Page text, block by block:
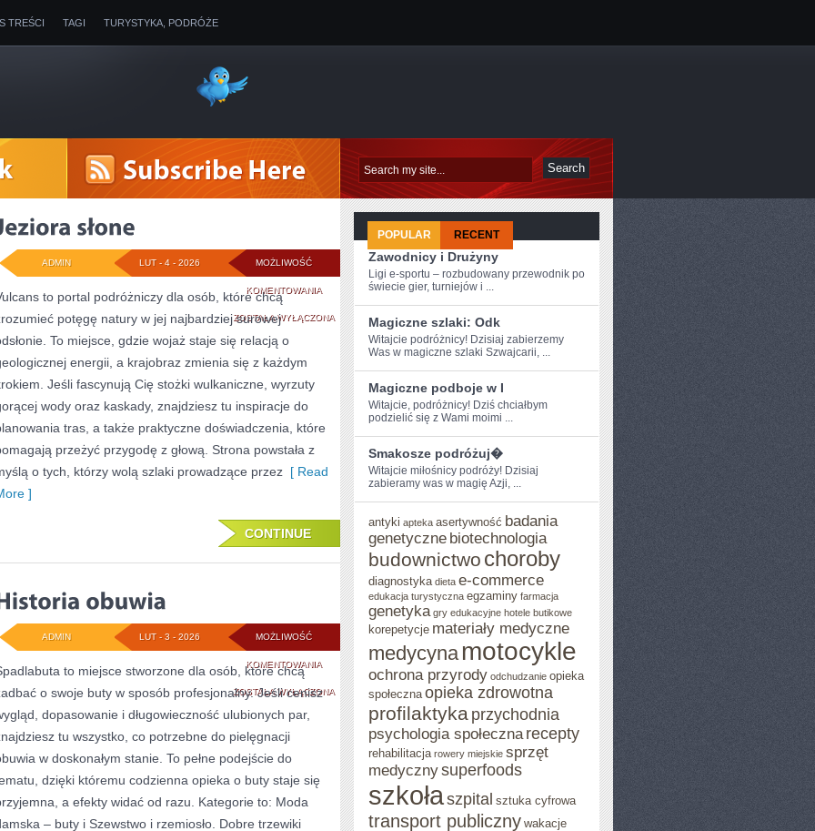
TREŚCI TAGI TURYSTYKA, PODRÓŻE
MOŻLIWOŚĆ
KOMENTOWANIAJEZIORA
SŁONE
ZOSTAŁA WYŁĄCZONA
LUT - 4 - 2026
ADMIN
to portal podróżniczy dla osób, które chcą
potęgę natury w jej najbardziej surowej
To miejsce, gdzie wojaż staje się relacją o
energii, a krajobraz zmienia się z każdym
Jeśli fascynują Cię stożki wulkaniczne, wyrzuty
wody oraz kaskady, znajdziesz tu inspiracje do
tras, a także praktyczne doświadczenia, które
przeżyć przygodę z głową. Strona powstała z
o tych, którzy wolą szlaki prowadzące przez [ Read
]
CONTINUE
MOŻLIWOŚĆ
KOMENTOWANIAHISTORIA
OBUWIA
ZOSTAŁA WYŁĄCZONA
LUT - 3 - 2026
ADMIN
to miejsce stworzone dla osób, które chcą
o swoje buty w sposób profesjonalny. Jeśli cenisz
dopasowanie i długowieczność ulubionych par,
tu wszystko, co potrzebne do pielęgnacji
w doskonałym stanie. To pełne podejście do
dzięki któremu codzienna opieka o buty staje się
a efekty widać od razu. Kategorie to: Moda
– buty i Szewstwo i rzemiosło. Dobre trzewiki
POPULAR RECENT
Zawodnicy i Drużyny
Ligi e-sportu – rozbudowany przewodnik po
świecie gier, turniejów i ...
Magiczne szlaki: Odk
Witajcie podróżnicy! Dzisiaj ​zabierzemy
Was w magiczne szlaki Szwajcarii, ...
Magiczne podboje w I
Witajcie, podróżnicy! Dziś chciałbym
podzielić​ się z Wami moimi⁣ ...
Smakosze podróżuj�
Witajcie miłośnicy podróży! Dzisiaj
zabieramy was w magię Azji,‍ ...
antyki apteka asertywność badania
genetyczne biotechnologia
budownictwo choroby
diagnostyka dieta e-commerce
edukacja turystyczna egzaminy farmacja
genetyka gry edukacyjne hotele butikowe
korepetycje materiały medyczne
medycyna motocykle
ochrona przyrody odchudzanie opieka
społeczna opieka zdrowotna
profilaktyka przychodnia
psychologia społeczna recepty
rehabilitacja rowery miejskie sprzęt
medycznysuperfoods
szkołaszpital sztuka cyfrowa
transport publiczny wakacje